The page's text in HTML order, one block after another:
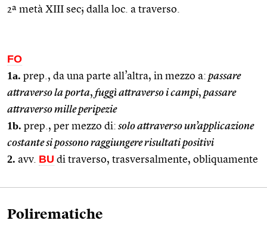
2ª metà XIII sec; dalla loc. a traverso.
FO
1a. prep., da una parte all’altra, in mezzo a: passare
attraverso la porta, fuggì attraverso i campi, passare
attraverso mille peripezie
1b. prep., per mezzo di: solo attraverso un’applicazione
costante si possono raggiungere risultati positivi
2. avv. BU di traverso, trasversalmente, obliquamente
Polirematiche